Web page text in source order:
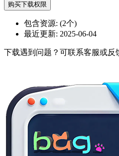
购买下载权限
包含资源: (2个)
最近更新: 2025-06-04
下载遇到问题？可联系客服或反